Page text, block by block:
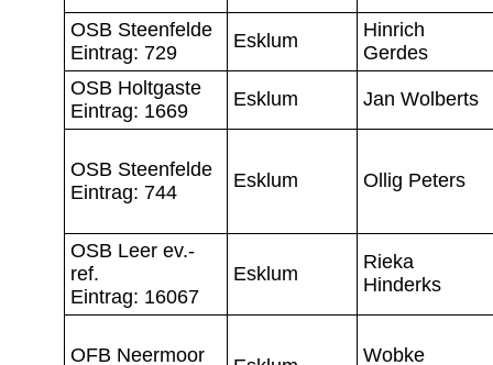
OSB Steenfelde
Eintrag: 729
Esklum
Hinrich
Gerdes
OSB Holtgaste
Eintrag: 1669
Esklum Jan Wolberts
OSB Steenfelde
Eintrag: 744
Esklum Ollig Peters
OSB Leer ev.-
ref.
Eintrag: 16067
Esklum
Rieka
Hinderks
OFB Neermoor
Wobke